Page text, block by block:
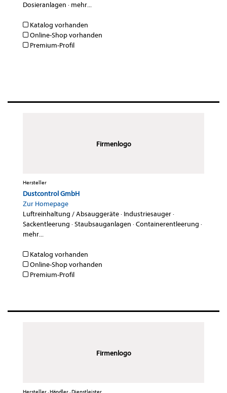
Dosieranlagen · mehr...
Katalog vorhanden
Online-Shop vorhanden
Premium-Profil
Firmenlogo
Hersteller
Dustcontrol GmbH
Zur Homepage
Luftreinhaltung / Absauggeräte· Industriesauger·
Sackentleerung ·Staubsauganlagen ·Containerentleerung ·
mehr...
Katalog vorhanden
Online-Shop vorhanden
Premium-Profil
Firmenlogo